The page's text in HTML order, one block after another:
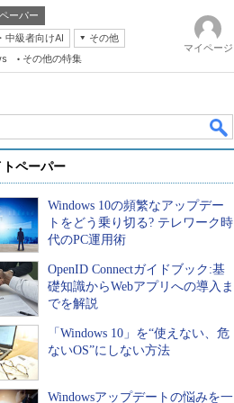
ーパー
中級者向けAI
その他
その他の特集
マイページ
ペーパー
Windows 10の頻繁なアップデー
トをどう乗り切る? テレワーク時
代のPC運用術
OpenID Connectガイドブック:基
礎知識からWebアプリへの導入ま
でを解説
「Windows 10」を“使えない、危
ないOS”にしない方法
Windowsアップデートの悩みを一